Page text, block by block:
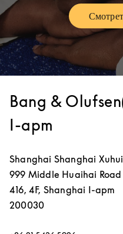
Bang &
I-apm
Shanghai Shanghai
999 Middle Huaihai Road
416, 4F, Shanghai I-apm
200030